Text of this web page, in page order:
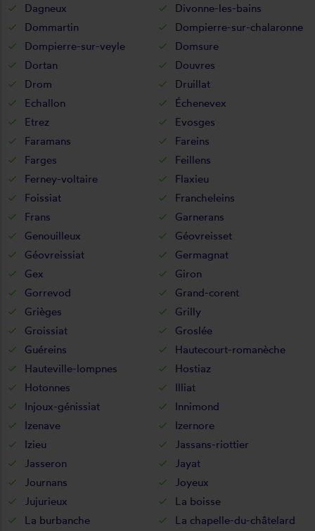
Dagneux
Divonne-les-bains
Dommartin
Dompierre-sur-chalaronne
Dompierre-sur-veyle
Domsure
Dortan
Douvres
Drom
Druillat
Echallon
Échenevex
Etrez
Evosges
Faramans
Fareins
Farges
Feillens
Ferney-voltaire
Flaxieu
Foissiat
Francheleins
Frans
Garnerans
Genouilleux
Géovreisset
Géovreissiat
Germagnat
Gex
Giron
Gorrevod
Grand-corent
Grièges
Grilly
Groissiat
Groslée
Guéreins
Hautecourt-romanèche
Hauteville-lompnes
Hostiaz
Hotonnes
Illiat
Injoux-génissiat
Innimond
Izenave
Izernore
Izieu
Jassans-riottier
Jasseron
Jayat
Journans
Joyeux
Jujurieux
La boisse
La burbanche
La chapelle-du-châtelard